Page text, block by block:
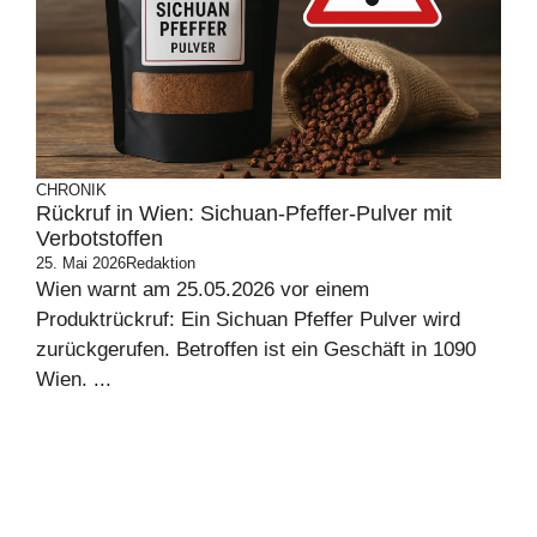
CHRONIK
Rückruf in Wien: Sichuan-Pfeffer-Pulver mit
Verbotstoffen
25. Mai 2026Redaktion
Wien warnt am 25.05.2026 vor einem
Produktrückruf: Ein Sichuan Pfeffer Pulver wird
zurückgerufen. Betroffen ist ein Geschäft in 1090
Wien. ...